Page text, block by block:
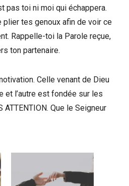
pas toi ni moi qui échappera.
plier tes genoux afin de voir ce
Rappelle-toi la Parole reçue,
ton partenaire.
Celle venant de Dieu
et l’autre est fondée sur les
Que le Seigneur